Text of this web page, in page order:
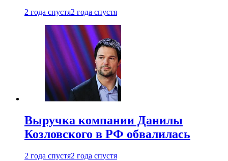
2 года спустя2 года спустя
Выручка компании Данилы
Козловского в РФ обвалилась
2 года спустя2 года спустя